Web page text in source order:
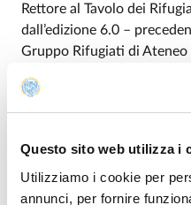
Questo sito web utilizza i
Utilizziamo i cookie per
annunci, per fornire
Rettore al Tavolo dei
dall’edizione 6.0 –
Gruppo Rifugiati di Ateneo
Michele Nicolosi
Accoglienza, Mobilità e
dell’Università di Parma
Azienda Regionale per il
dell’Emilia-Romagna,